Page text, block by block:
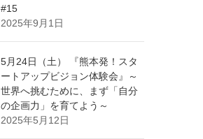
#15
2025年9月1日
5月24日（土） 『熊本発！スタ
ートアップビジョン体験会』～
世界へ挑むために、まず「自分
の企画力」を育てよう～
2025年5月12日